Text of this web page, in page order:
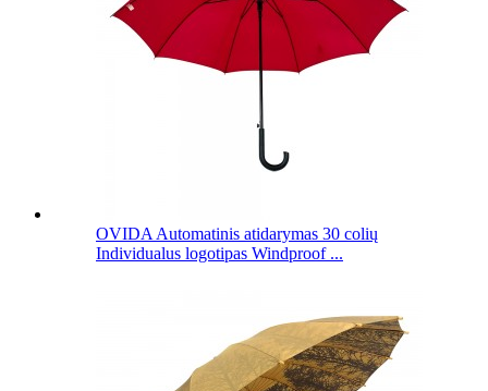
OVIDA Automatinis atidarymas 30 colių
Individualus logotipas Windproof ...